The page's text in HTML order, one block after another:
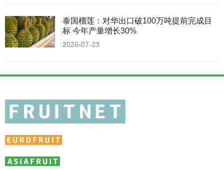
泰国榴莲：对华出口破100万吨提前完成目
标 今年产量增长30%
2026-07-23